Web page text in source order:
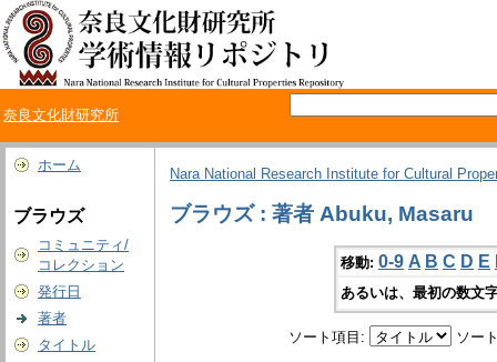
奈良文化財研究所
ホーム
ブラウズ
コミュニティ/
コレクション
発行日
著者
タイトル
Nara National Research Institute for Cultural
ブラウズ : 著者 Abuku, Masaru
移動: 0-9 A B C D E
あるいは、最初の数文
ソート項目: ソー